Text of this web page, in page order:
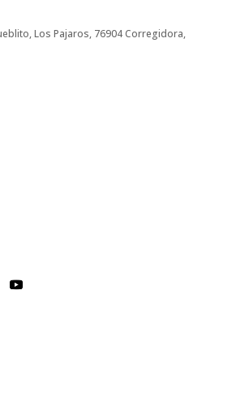
Los Pajaros, 76904 Corregidora,